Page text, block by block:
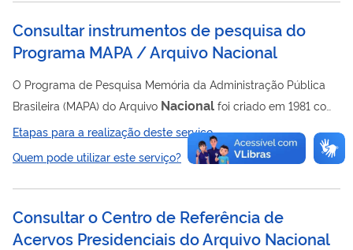
Consultar instrumentos de pesquisa do
Programa MAPA / Arquivo Nacional
O Programa de Pesquisa Memória da Administração Pública
Brasileira (MAPA) do Arquivo Nacional foi criado em 1981 com
o objetivo de levantar informações sobre a história e a
organização da administração pública brasileira a fim de
atender às áreas técnicas no processo de identificação e
pesquisa: o Dicionário da Administração Pública Brasileira e a
Base de Dados do MAPA. Com...
Etapas para a realização deste serviço
Quem pode utilizar este serviço?
Consultar o Centro de Referência de
Acervos Presidenciais do Arquivo Nacional